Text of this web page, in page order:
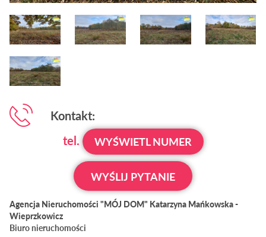
Kontakt:
tel.
WYŚWIETL NUMER
WYŚLIJ PYTANIE
Agencja Nieruchomości "MÓJ DOM" Katarzyna Mańkowska -
Wieprzkowicz
Biuro nieruchomości